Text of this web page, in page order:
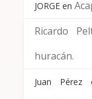
JORGE en
Ricardo
huracán.
Juan Pérez